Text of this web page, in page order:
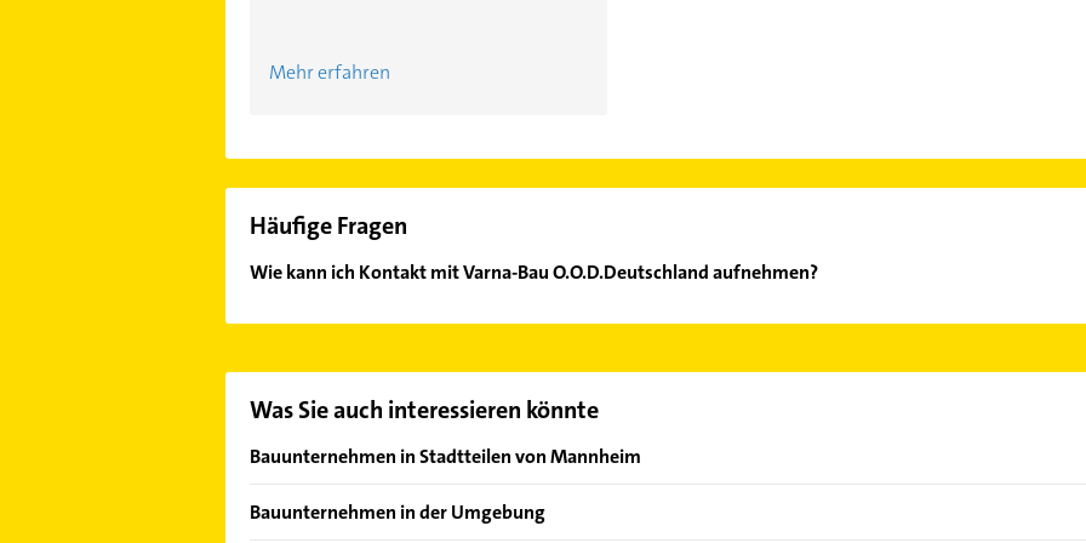
Mehr erfahren
Häufige Fragen
Wie kann ich Kontakt mit Varna-Bau O.O.D.Deutschland aufnehmen?
Was Sie auch interessieren könnte
Bauunternehmen in Stadtteilen von Mannheim
Feudenheim
Bauunternehmen in der Umgebung